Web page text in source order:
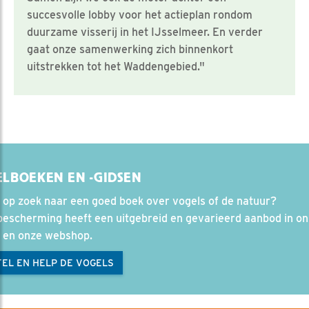
succesvolle lobby voor het actieplan rondom
duurzame visserij in het IJsselmeer. En verder
gaat onze samenwerking zich binnenkort
uitstrekken tot het Waddengebied."
EN -GIDSEN
op zoek naar een goed boek over vogels of de natuur?
heeft een uitgebreid en gevarieerd aanbod in
onze webshop.
EN HELP DE VOGELS